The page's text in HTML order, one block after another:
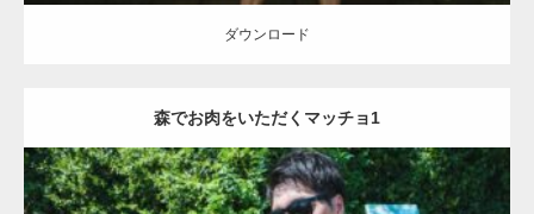
ダウンロード
森でお肉をいただくマッチョ1